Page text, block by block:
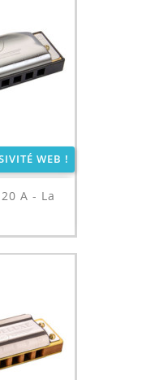
20 A - La
WEB !